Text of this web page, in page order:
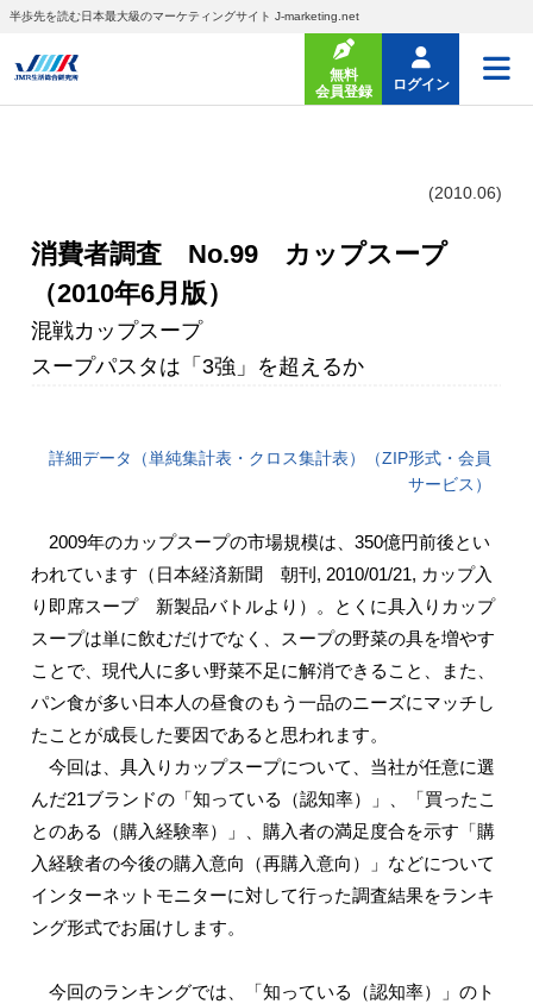
半歩先を読む日本最大級のマーケティングサイト J-marketing.net
無料
会員登録
ログイン
(2010.06)
消費者調査 No.99 カップスープ
（2010年6月版）
混戦カップスープ
スープパスタは「3強」を超えるか
詳細データ（単純集計表・クロス集計表）（ZIP形式・会員
サービス）
2009年のカップスープの市場規模は、350億円前後とい
われています（日本経済新聞 朝刊, 2010/01/21, カップ入
り即席スープ 新製品バトルより）。とくに具入りカップ
スープは単に飲むだけでなく、スープの野菜の具を増やす
ことで、現代人に多い野菜不足に解消できること、また、
パン食が多い日本人の昼食のもう一品のニーズにマッチし
たことが成長した要因であると思われます。
今回は、具入りカップスープについて、当社が任意に選
んだ21ブランドの「知っている（認知率）」、「買ったこ
とのある（購入経験率）」、購入者の満足度合を示す「購
入経験者の今後の購入意向（再購入意向）」などについて
インターネットモニターに対して行った調査結果をランキ
ング形式でお届けします。
今回のランキングでは、「知っている（認知率）」のト